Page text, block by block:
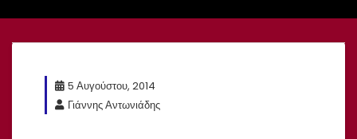
5 Αυγούστου, 2014
Γιάννης Αντωνιάδης